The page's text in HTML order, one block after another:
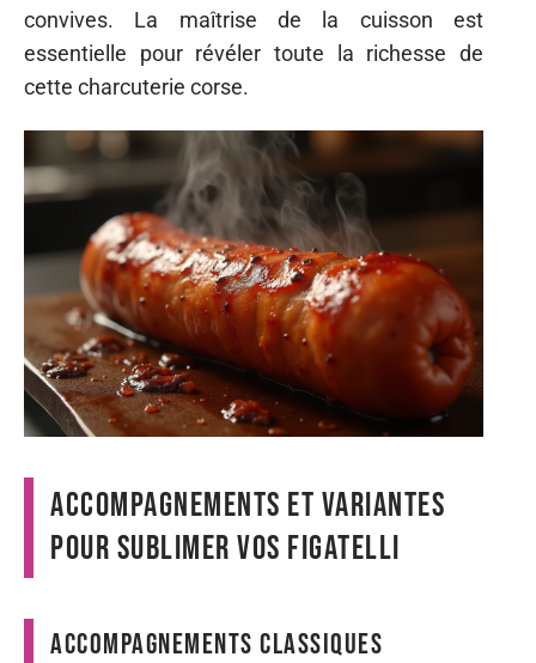
convives. La maîtrise de la cuisson est
essentielle pour révéler toute la richesse de
cette charcuterie corse.
Accompagnements et variantes
pour sublimer vos figatelli
Accompagnements classiques